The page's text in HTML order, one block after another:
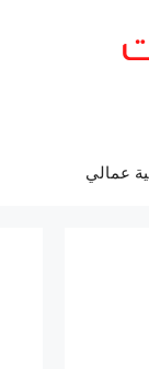
عمالي